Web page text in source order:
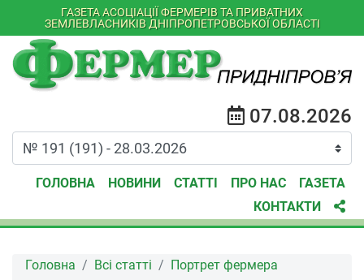
ГАЗЕТА АСОЦІАЦІЇ ФЕРМЕРІВ ТА ПРИВАТНИХ
ЗЕМЛЕВЛАСНИКІВ ДНІПРОПЕТРОВСЬКОЇ ОБЛАСТІ
07.08.2026
ГОЛОВНА НОВИНИ СТАТТІ ПРО НАС
ГАЗЕТА
КОНТАКТИ
Головна Всі статті
Портрет фермера